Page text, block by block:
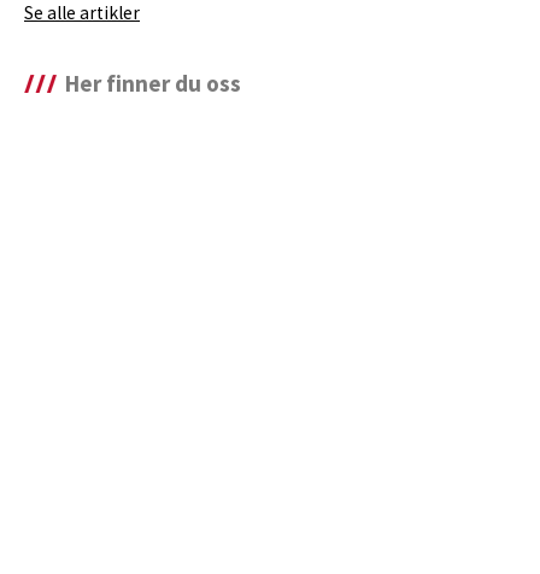
Se alle artikler
Her finner du oss